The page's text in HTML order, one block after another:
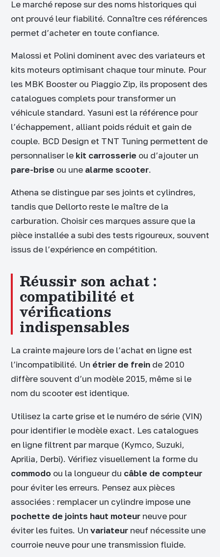
Le marché repose sur des noms historiques qui
ont prouvé leur fiabilité. Connaître ces références
permet d’acheter en toute confiance.
Malossi et Polini dominent avec des variateurs et
kits moteurs optimisant chaque tour minute. Pour
les MBK Booster ou Piaggio Zip, ils proposent des
catalogues complets pour transformer un
véhicule standard. Yasuni est la référence pour
l’échappement, alliant poids réduit et gain de
couple. BCD Design et TNT Tuning permettent de
personnaliser le kit carrosserie ou d’ajouter un
pare-brise ou une alarme scooter.
Athena se distingue par ses joints et cylindres,
tandis que Dellorto reste le maître de la
carburation. Choisir ces marques assure que la
pièce installée a subi des tests rigoureux, souvent
issus de l’expérience en compétition.
Réussir son achat :
compatibilité et
vérifications
indispensables
La crainte majeure lors de l’achat en ligne est
l’incompatibilité. Un étrier de frein de 2010
diffère souvent d’un modèle 2015, même si le
nom du scooter est identique.
Utilisez la carte grise et le numéro de série (VIN)
pour identifier le modèle exact. Les catalogues
en ligne filtrent par marque (Kymco, Suzuki,
Aprilia, Derbi). Vérifiez visuellement la forme du
commodo ou la longueur du câble de compteur
pour éviter les erreurs. Pensez aux pièces
associées : remplacer un cylindre impose une
pochette de joints haut moteur neuve pour
éviter les fuites. Un variateur neuf nécessite une
courroie neuve pour une transmission fluide.